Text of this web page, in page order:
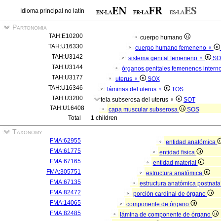
Idioma principal no latín
Partonomia
TAH:E10200
cuerpo humano
TAH:U16330
cuerpo humano femeneno ♀
TAH:U3142
sistema genital femeneno ♀
TAH:U3144
órganos genitales femenenos
TAH:U3177
uterus ♀
SOX
TAH:U16346
láminas del uterus ♀
TOS
TAH:U3200
tela subserosa del uterus ♀
SOT
TAH:U16408
capa muscular subserosa
SOS
Total
1 children
Taxonomy
FMA:62955
entidad anatómica
FMA:61775
entidad fisica
FMA:67165
entidad material
FMA:305751
estructura anatómica
FMA:67135
estructura anatómica postnatal
FMA:82472
porción cardinal de órgano
FMA:14065
componente de órgano
FMA:82485
lámina de componente de órgano